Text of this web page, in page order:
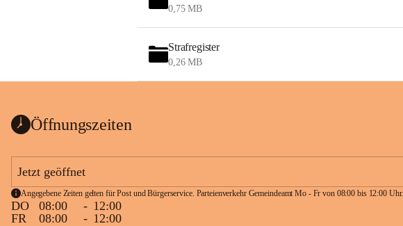
0,75 MB
Strafregister
0,26 MB
Öffnungszeiten
Jetzt geöffnet
Angegebene Zeiten gelten für Post und Bürgerservice. Parteienverkehr Gemeindeamt Mo - Fr von 08:00 bis 12:00 Uhr.
DO 08:00 - 12:00
FR
08:00 - 12:00